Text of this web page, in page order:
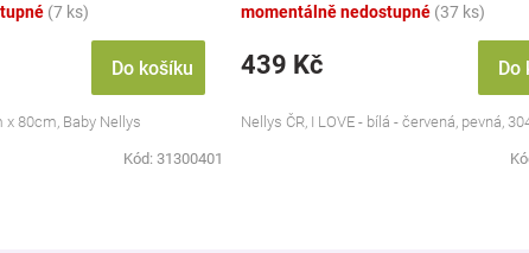
(7 ks)
Do košíku
x 80cm, Baby Nellys
Kód: 31300401
momentálně nedostupné (37 ks)
439 Kč Do
Nellys ČR, I LOVE - bílá - červená, pevná,